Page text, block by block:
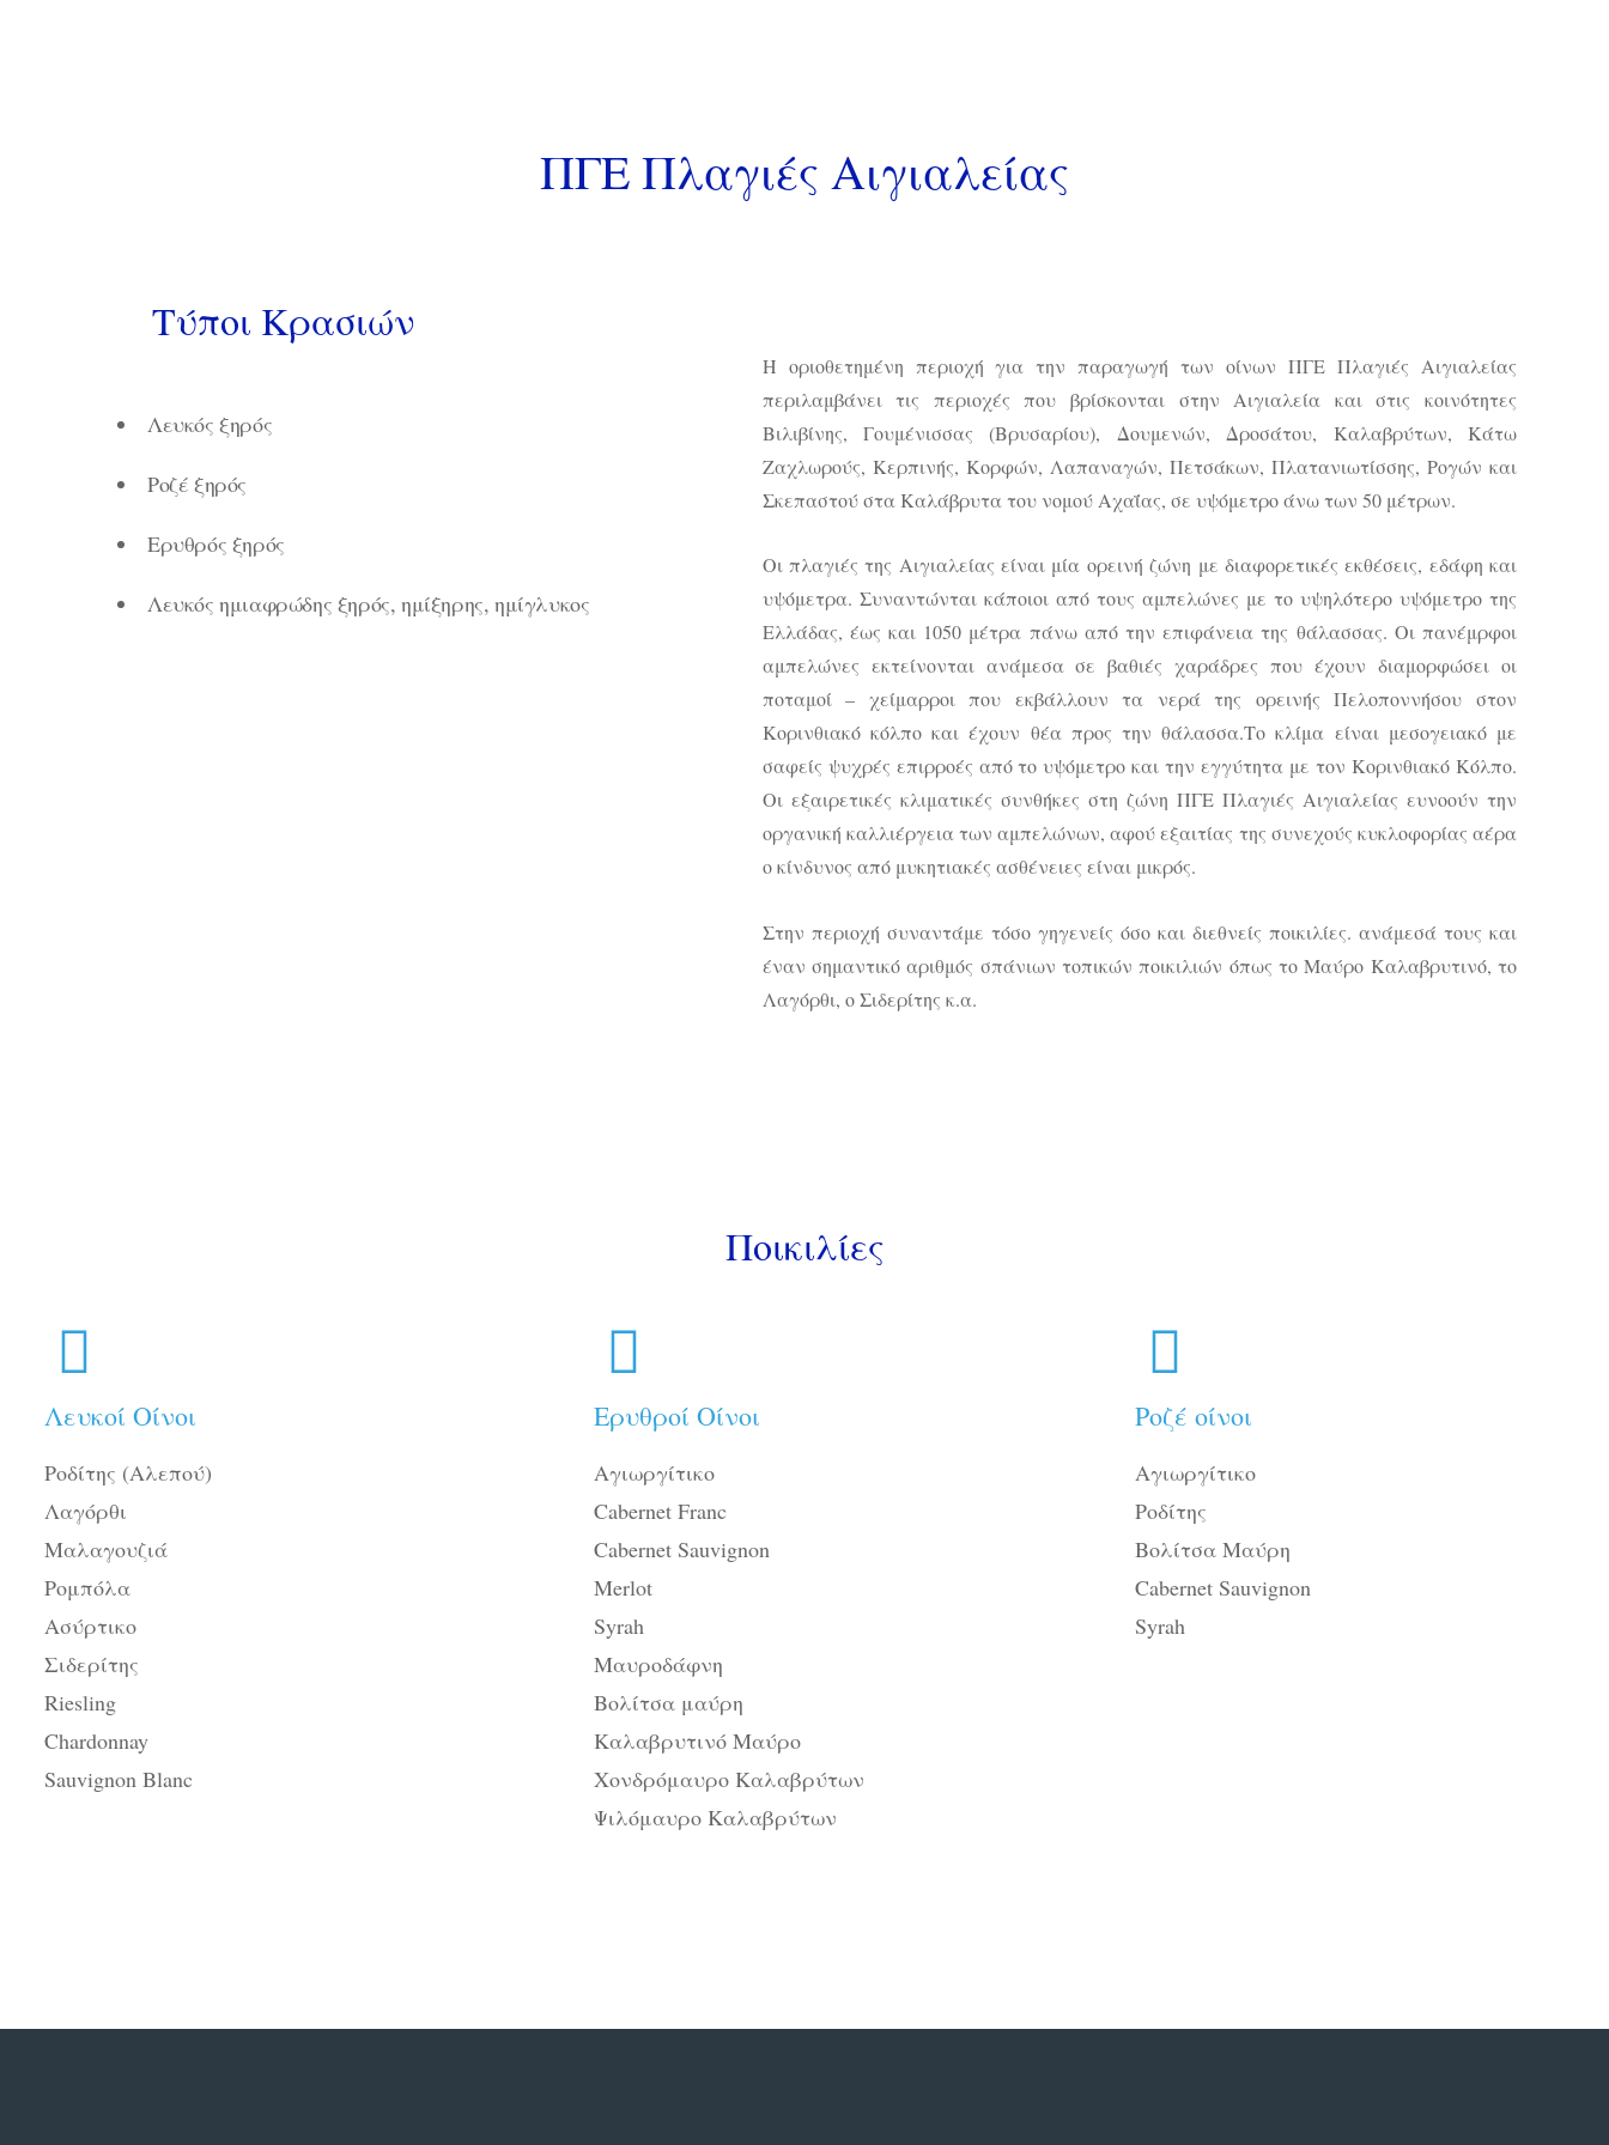
ΠΓΕ Πλαγιές Αιγιαλείας
Τύποι Κρασιών
Λευκός ξηρός
Ροζέ ξηρός
Ερυθρός ξηρός
Λευκός ημιαφρώδης ξηρός, ημίξηρης, ημίγλυκος
Η οριοθετημένη περιοχή για την παραγωγή των οίνων ΠΓΕ Πλαγιές Αιγιαλείας
περιλαμβάνει τις περιοχές που βρίσκονται στην Αιγιαλεία και στις κοινότητες
Βιλιβίνης, Γουμένισσας (Βρυσαρίου), Δουμενών, Δροσάτου, Καλαβρύτων, Κάτω
Ζαχλωρούς, Κερπινής, Κορφών, Λαπαναγών, Πετσάκων, Πλατανιωτίσσης, Ρογών και
Σκεπαστού στα Καλάβρυτα του νομού Αχαΐας, σε υψόμετρο άνω των 50 μέτρων.
Οι πλαγιές της Αιγιαλείας είναι μία ορεινή ζώνη με διαφορετικές εκθέσεις, εδάφη και
υψόμετρα. Συναντώνται κάποιοι από τους αμπελώνες με το υψηλότερο υψόμετρο της
Ελλάδας, έως και 1050 μέτρα πάνω από την επιφάνεια της θάλασσας. Οι πανέμρφοι
αμπελώνες εκτείνονται ανάμεσα σε βαθιές χαράδρες που έχουν διαμορφώσει οι
ποταμοί – χείμαρροι που εκβάλλουν τα νερά της ορεινής Πελοποννήσου στον
Κορινθιακό κόλπο και έχουν θέα προς την θάλασσα.Το κλίμα είναι μεσογειακό με
σαφείς ψυχρές επιρροές από το υψόμετρο και την εγγύτητα με τον Κορινθιακό Κόλπο.
Οι εξαιρετικές κλιματικές συνθήκες στη ζώνη ΠΓΕ Πλαγιές Αιγιαλείας ευνοούν την
οργανική καλλιέργεια των αμπελώνων, αφού εξαιτίας της συνεχούς κυκλοφορίας αέρα
ο κίνδυνος από μυκητιακές ασθένειες είναι μικρός.
Στην περιοχή συναντάμε τόσο γηγενείς όσο και διεθνείς ποικιλίες. ανάμεσά τους και
έναν σημαντικό αριθμός σπάνιων τοπικών ποικιλιών όπως το Μαύρο Καλαβρυτινό, το
Λαγόρθι, ο Σιδερίτης κ.α.
Ποικιλίες
Λευκοί Οίνοι
Ροδίτης (Αλεπού)
Λαγόρθι
Μαλαγουζιά
Ρομπόλα
Ασύρτικο
Σιδερίτης
Riesling
Chardonnay
Sauvignon Blanc
Ερυθροί Οίνοι
Αγιωργίτικο
Cabernet Franc
Cabernet Sauvignon
Merlot
Syrah
Μαυροδάφνη
Βολίτσα μαύρη
Καλαβρυτινό Μαύρο
Χονδρόμαυρο Καλαβρύτων
Ψιλόμαυρο Καλαβρύτων
Ροζέ οίνοι
Αγιωργίτικο
Ροδίτης
Βολίτσα Μαύρη
Cabernet Sauvignon
Syrah